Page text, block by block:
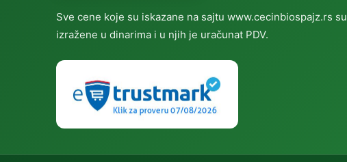
Sve cene koje su iskazane na sajtu www.cecinbiospajz.rs su
izražene u dinarima i u njih je uračunat PDV.